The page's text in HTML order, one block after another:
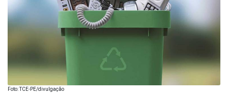
Foto: TCE-PE/divulgação